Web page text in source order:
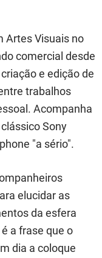
Artes Visuais no
comercial desde
e edição de
trabalhos
Acompanha
Sony
"a sério".
elucidar as
da esfera
a frase que o
dia a coloque